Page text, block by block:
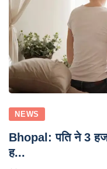
NEWS
Bhopal: पति ने 3
ह...